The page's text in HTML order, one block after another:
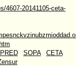
4607-20141105-ceta-
SOPA
CETA